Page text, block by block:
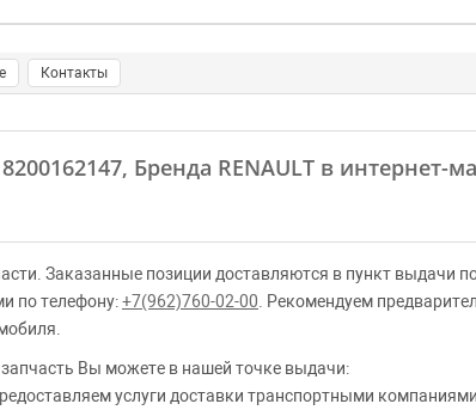
Контакты
Бренда RENAULT в интернет-
Заказанные позиции доставляются в пункт выдачи
по телефону:+7(962)760-02-00 . Рекомендуем
Вы можете в нашей точке выдачи:
услуги доставки транспортными